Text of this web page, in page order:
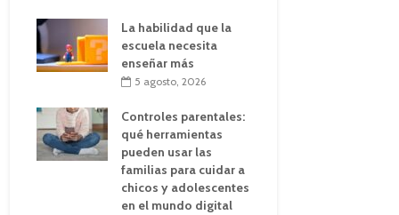
La habilidad que la
escuela necesita
enseñar más
5 agosto, 2026
Controles parentales:
qué herramientas
pueden usar las
familias para cuidar a
chicos y adolescentes
en el mundo digital